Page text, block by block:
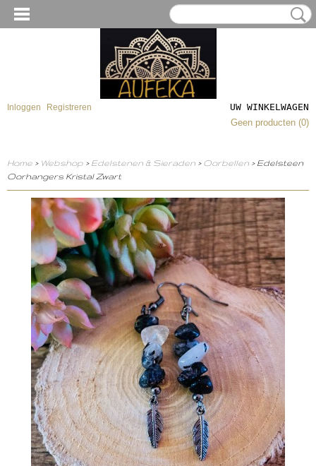
Inloggen Registreren
UW WINKELWAGEN
Geen producten (0)
Home > Webshop > Edelstenen & Sieraden > Oorbellen > Edelsteen
Oorhangers Kristal Zwart